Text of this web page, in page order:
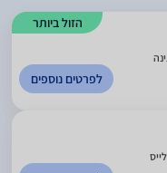
הזול ביותר
לפרטים נוספים